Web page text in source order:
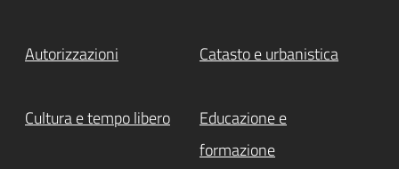
Autorizzazioni Catasto e urbanistica
Cultura e tempo libero
Educazione e
formazione